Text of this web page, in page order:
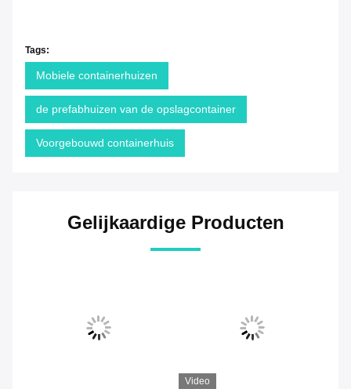
Tags:
Mobiele containerhuizen
de prefabhuizen van de opslagcontainer
Voorgebouwd containerhuis
Gelijkaardige Producten
Video